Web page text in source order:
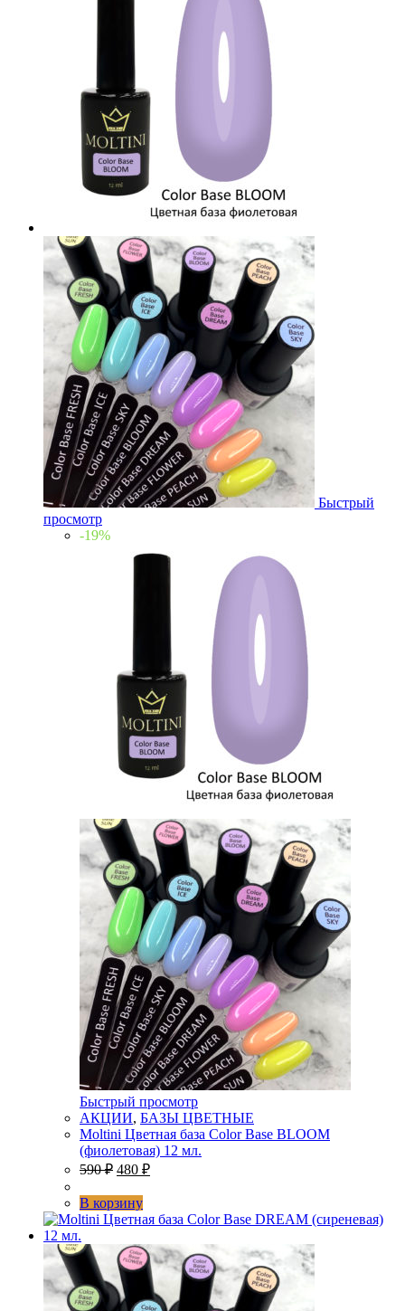
Быстрый
просмотр
-19%
Быстрый просмотр
АКЦИИ, БАЗЫ ЦВЕТНЫЕ
Moltini Цветная база Color Base BLOOM
(фиолетовая) 12 мл.
590₽ 480 ₽
В корзину